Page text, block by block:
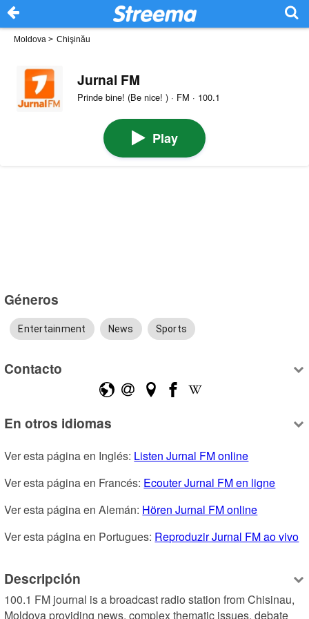
Moldova > Chişinău
Jurnal FM
Prinde bine! (Be nice! ) · FM · 100.1
Play
Géneros
Entertainment News Sports
Contacto
En otros idiomas
Ver esta página en Inglés: Listen Jurnal FM online
Ver esta página en Francés: Ecouter Jurnal FM en ligne
Ver esta página en Alemán: Hören Jurnal FM online
Ver esta página en Portugues: Reproduzir Jurnal FM ao vivo
Descripción
100.1 FM journal is a broadcast radio station from Chisinau,
Moldova providing news, complex thematic issues, debate